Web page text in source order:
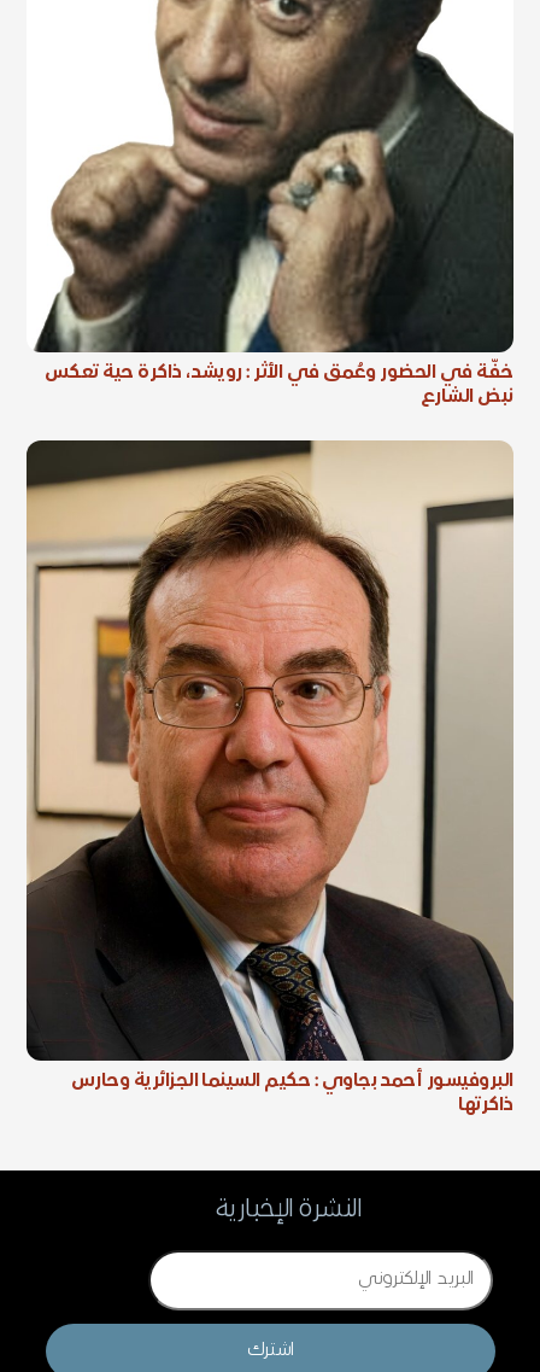
خفّة في الحضور وعُمق في الأثر : رويشد، ذاكرة حية تعكس
نبض الشارع
البروفيسور أحمد بجاوي : حكيم السينما الجزائرية وحارس
ذاكرتها
النشرة الإخبارية
Email
اشترك